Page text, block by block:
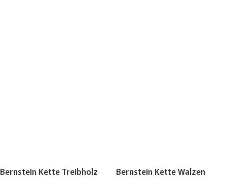
Bernstein Kette Treibholz
Bernstein Kette Walzen